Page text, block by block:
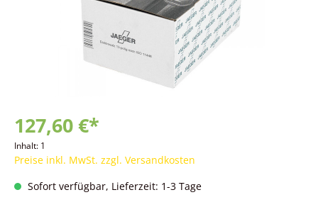
127,60 €*
Inhalt: 1
Preise inkl. MwSt. zzgl. Versandkosten
Sofort verfügbar, Lieferzeit: 1-3 Tage